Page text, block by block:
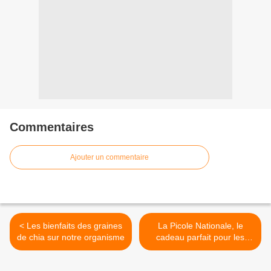
Commentaires
Ajouter un commentaire
< Les bienfaits des graines
de chia sur notre organisme
La Picole Nationale, le
cadeau parfait pour les
adeptes de l'apéro et des